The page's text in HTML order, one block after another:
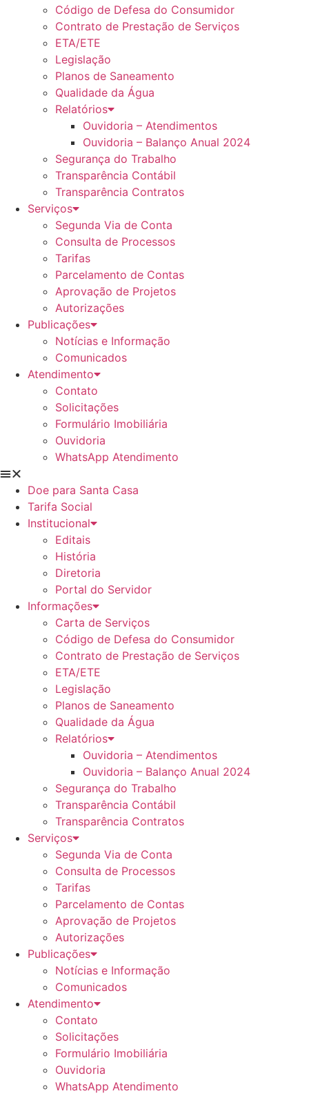
Código de Defesa do Consumidor
Contrato de Prestação de Serviços
ETA/ETE
Legislação
Planos de Saneamento
Qualidade da Água
Relatórios
Ouvidoria – Atendimentos
Ouvidoria – Balanço Anual 2024
Segurança do Trabalho
Transparência Contábil
Transparência Contratos
Serviços
Segunda Via de Conta
Consulta de Processos
Tarifas
Parcelamento de Contas
Aprovação de Projetos
Autorizações
Publicações
Notícias e Informação
Comunicados
Atendimento
Contato
Solicitações
Formulário Imobiliária
Ouvidoria
WhatsApp Atendimento
Doe para Santa Casa
Tarifa Social
Institucional
Editais
História
Diretoria
Portal do Servidor
Informações
Carta de Serviços
Código de Defesa do Consumidor
Contrato de Prestação de Serviços
ETA/ETE
Legislação
Planos de Saneamento
Qualidade da Água
Relatórios
Ouvidoria – Atendimentos
Ouvidoria – Balanço Anual 2024
Segurança do Trabalho
Transparência Contábil
Transparência Contratos
Serviços
Segunda Via de Conta
Consulta de Processos
Tarifas
Parcelamento de Contas
Aprovação de Projetos
Autorizações
Publicações
Notícias e Informação
Comunicados
Atendimento
Contato
Solicitações
Formulário Imobiliária
Ouvidoria
WhatsApp Atendimento